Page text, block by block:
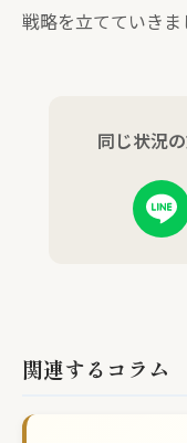
戦略を立てていきま
同じ状況
関連するコラム